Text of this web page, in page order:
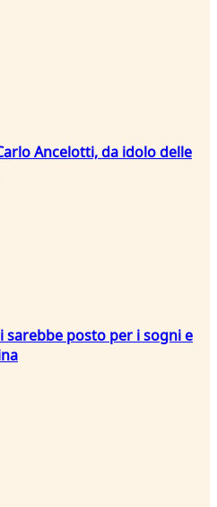
Ancelotti, da idolo delle
posto per i sogni e